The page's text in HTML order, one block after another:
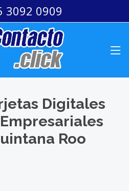
3092 0909
Digitales
Roo